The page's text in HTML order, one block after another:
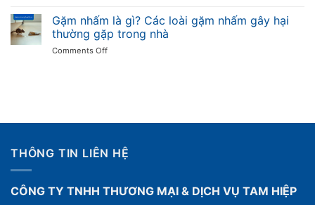
sao
không
và
muỗi
hiệu
quả:
khi
quy
thế
nào
Gặm nhấm là gì? Các loài gặm nhấm gây hại
thường gặp trong nhà
Comments Offon
loài
nhấm
gây
gặp
THÔNG TIN LIÊN HỆ
CÔNG TY TNHH THƯƠNG MẠI & DỊCH VỤ TAM HIỆP